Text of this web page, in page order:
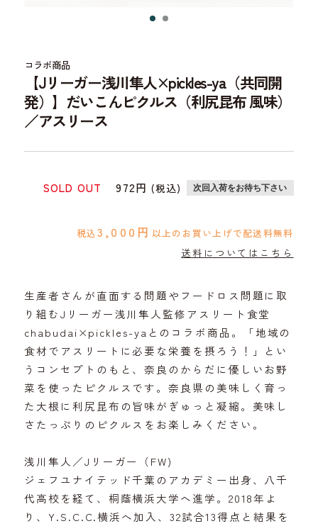
コラボ商品
【Jリーガー浅川隼人×pickles-ya（共同開
発）】だいこんピクルス（利尻昆布 風味）
／アスリース
SOLD OUT 972円 (税込) 次回入荷をお待ち下さい
税込 3,000円 以上のお買い上げで配送料無料
送料についてはこちら
生産者さんが直面する問題やフードロス問題に取
り組むJリーガー浅川隼人監修アスリート食堂
chabudai×pickles-yaとのコラボ商品。「地域の
食材でアスリートに必要な栄養を摂ろう！」とい
うコンセプトのもと、奈良のからだに優しいお野
菜を使ったピクルスです。奈良県の美味しく育っ
た大根に利尻昆布の旨味がぎゅっと凝縮。美味し
さたっぷりのピクルスをお楽しみください。
浅川隼人／Jリーガー（FW)
ジェフユナイテッド千葉のアカデミー出身、八千
代高校を経て、桐蔭横浜大学へ進学。2018年よ
り、Y.S.C.C.横浜へ加入、32試合13得点と結果を